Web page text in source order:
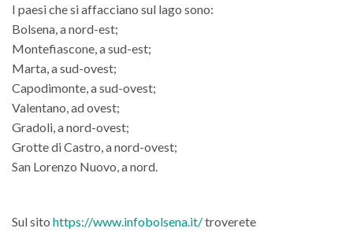
I paesi che si affacciano sul lago sono:
Bolsena, a nord-est;
Montefiascone, a sud-est;
Marta, a sud-ovest;
Capodimonte, a sud-ovest;
Valentano, ad ovest;
Gradoli, a nord-ovest;
Grotte di Castro, a nord-ovest;
San Lorenzo Nuovo, a nord.
Sul sito https://www.infobolsena.it/troverete